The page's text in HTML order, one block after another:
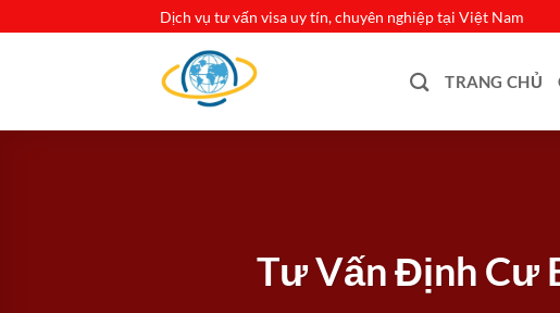
Dịch vụ tư vấn visa uy tín, chuyên nghiệp tại Việt Nam
TRANG CHỦ
Tư Vấn Định Cư